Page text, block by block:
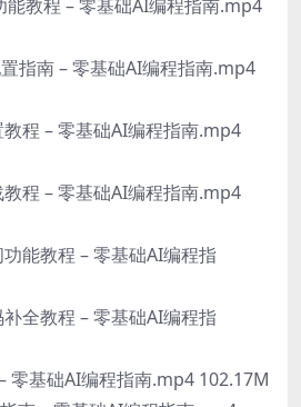
教程 – 零基础AI编程指南.mp4
指南 – 零基础AI编程指南.mp4
程 – 零基础AI编程指南.mp4
程 – 零基础AI编程指南.mp4
能教程 – 零基础AI编程指
全教程 – 零基础AI编程指
零基础AI编程指南.mp4 102.17M